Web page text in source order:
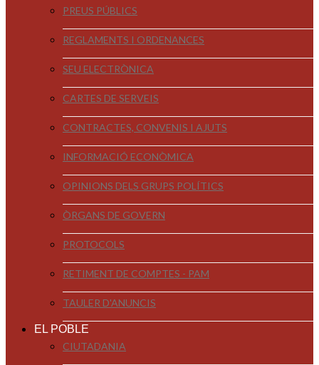
PREUS PÚBLICS
REGLAMENTS I ORDENANCES
SEU ELECTRÒNICA
CARTES DE SERVEIS
CONTRACTES, CONVENIS I AJUTS
INFORMACIÓ ECONÒMICA
OPINIONS DELS GRUPS POLÍTICS
ÒRGANS DE GOVERN
PROTOCOLS
RETIMENT DE COMPTES - PAM
TAULER D'ANUNCIS
EL POBLE
CIUTADANIA